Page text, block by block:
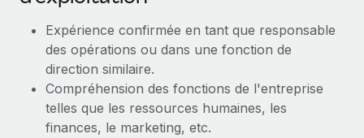
Expérience confirmée en tant que responsable
des opérations ou dans une fonction de
direction similaire.
Compréhension des fonctions de l'entreprise
telles que les ressources humaines, les
finances, le marketing, etc.